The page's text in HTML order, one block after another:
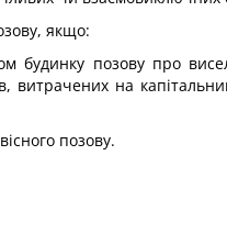
якщо:
будинку позову про
витрачених на
позову.